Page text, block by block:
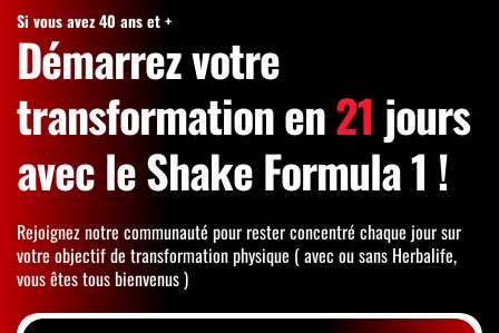
Si vous avez 40 ans et +
Démarrez votre
transformation en21 jours
avec le Shake Formula 1 !
Rejoignez notre communauté pour rester concentré chaque jour sur
votre objectif de transformation physique ( avec ou sans Herbalife,
vous êtes tous bienvenus )